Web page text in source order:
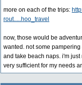
more on each of the trips:
rout.....hoo_travel
now, those would be
wanted. not some
and take beach naps. i'm
very sufficient for my needs